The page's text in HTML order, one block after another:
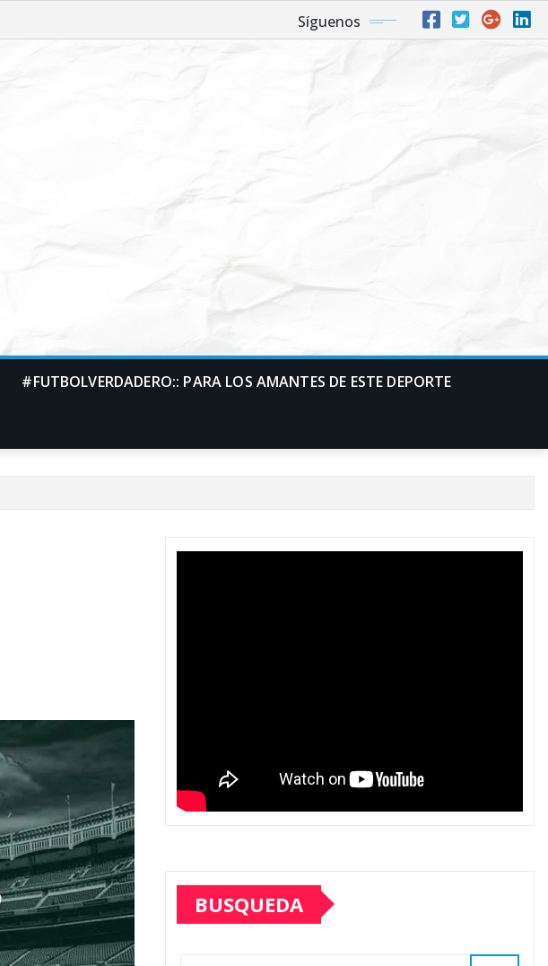
Síguenos
#FUTBOLVERDADERO:: PARA LOS AMANTES DE ESTE DEPORTE
BUSQUEDA